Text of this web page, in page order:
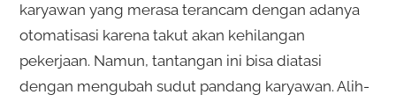
karyawan yang merasa terancam dengan adanya
otomatisasi karena takut akan kehilangan
pekerjaan. Namun, tantangan ini bisa diatasi
dengan mengubah sudut pandang karyawan. Alih-